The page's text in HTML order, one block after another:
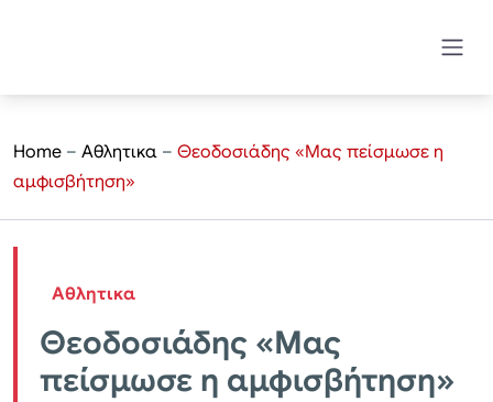
Home – Αθλητικα – Θεοδοσιάδης «Μας πείσμωσε η
αμφισβήτηση»
Αθλητικα
Θεοδοσιάδης «Μας
πείσμωσε η αμφισβήτηση»